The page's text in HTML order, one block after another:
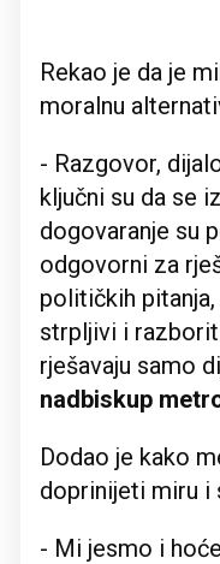
Rekao je da je
moralnu
- Razgovor,
ključni su da se
dogovaranje su
odgovorni za
političkih
strpljivi i
rješavaju samo
nadbiskup
Dodao je kako
doprinijeti miru i
- Mi jesmo i